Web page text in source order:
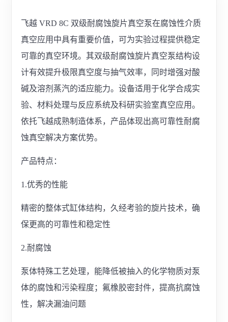
飞越 VRD 8C 双级耐腐蚀旋片真空泵在腐蚀性介质
真空应用中具有重要价值，可为实验过程提供稳定
可靠的真空环境。其双级耐腐蚀旋片真空泵结构设
计有效提升极限真空度与抽气效率，同时增强对酸
碱及溶剂蒸汽的适应能力。设备适用于化学合成实
验、材料处理与反应系统及科研实验室真空应用。
依托飞越成熟制造体系，产品体现出高可靠性耐腐
蚀真空解决方案优势。
产品特点：
1.优秀的性能
精密的整体式缸体结构，久经考验的旋片技术，确
保更高的可靠性和稳定性
2.耐腐蚀
泵体特殊工艺处理，能降低被抽入的化学物质对泵
体的腐蚀和污染程度；氟橡胶密封件，提高抗腐蚀
性，解决漏油问题